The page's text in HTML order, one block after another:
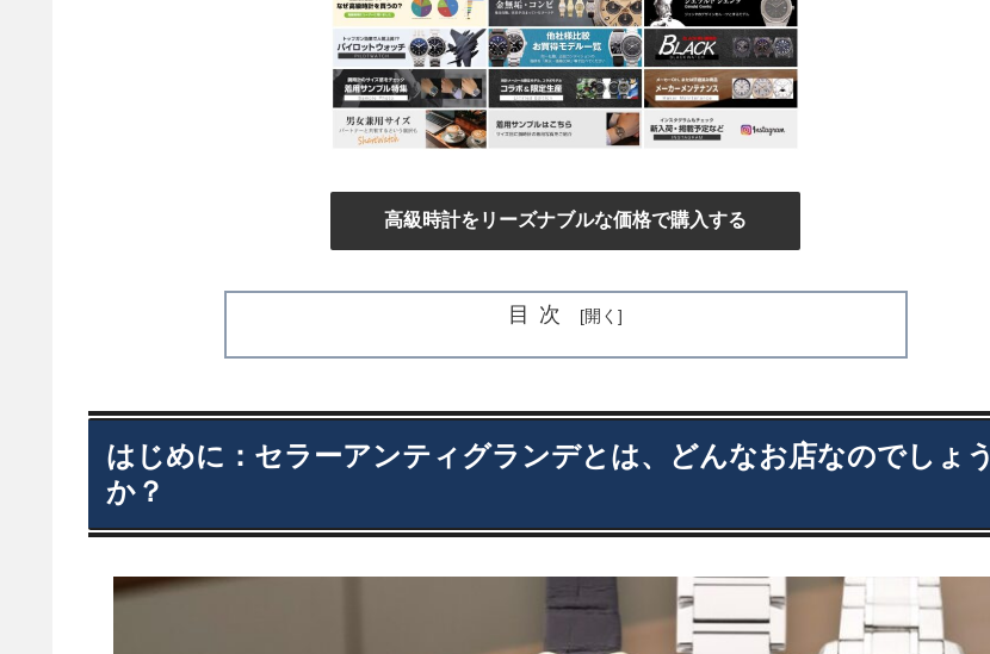
高級時計をリーズナブルな価格で購入する
目次
はじめに：セラーアンティグランデとは、どんなお店なのでしょう
か？